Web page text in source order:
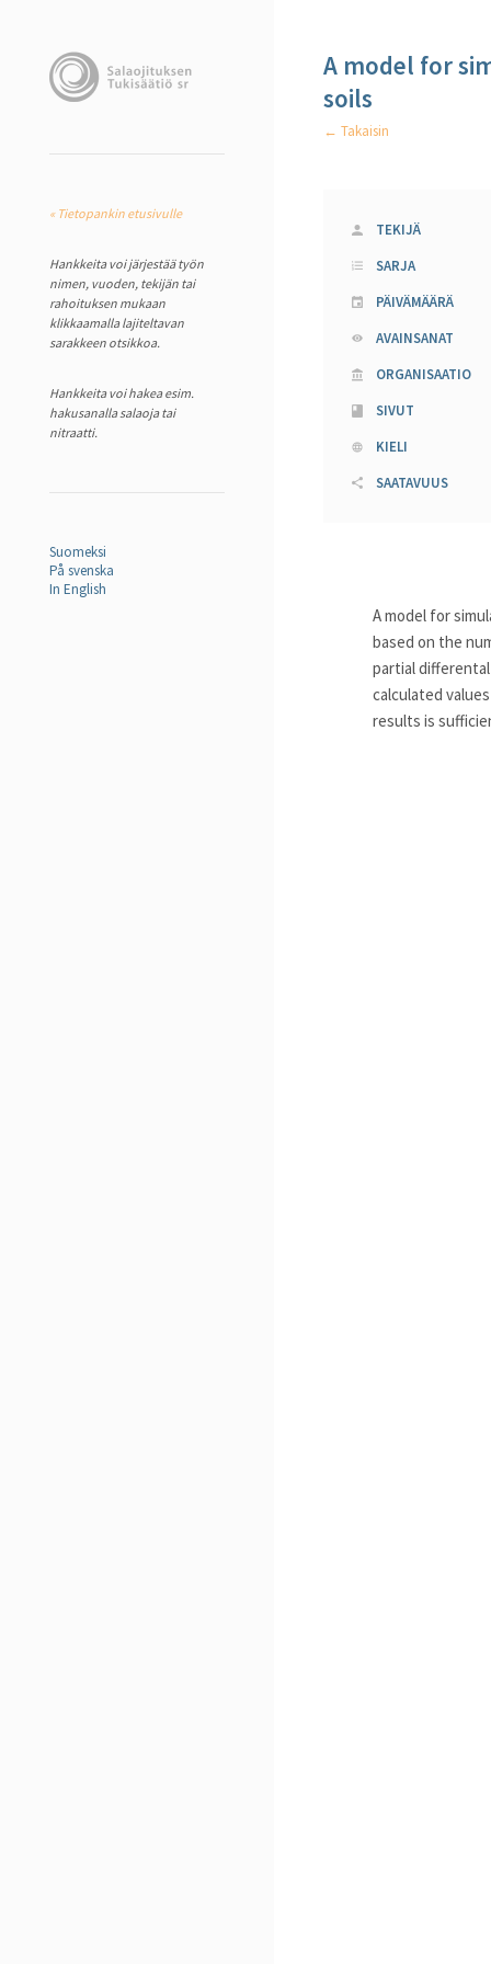
« Tietopankin etusivulle
Hankkeita voi järjestää työn
nimen, vuoden, tekijän tai
rahoituksen mukaan
klikkaamalla lajiteltavan
sarakkeen otsikkoa.
Hankkeita voi hakea esim.
hakusanalla salaoja tai
nitraatti.
Suomeksi
På svenska
In English
A model for
soils
← Takaisin
TEKIJÄ
SARJA
PÄIVÄMÄÄRÄ
AVAINSANAT
ORGANISAATIO
SIVUT
KIELI
SAATAVUUS
A model for
based on the
partial
calculated
results is